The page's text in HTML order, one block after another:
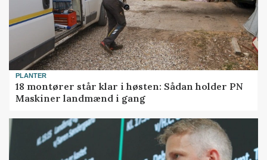
PLANTER
18 montører står klar i høsten: Sådan holder PN
Maskiner landmænd i gang